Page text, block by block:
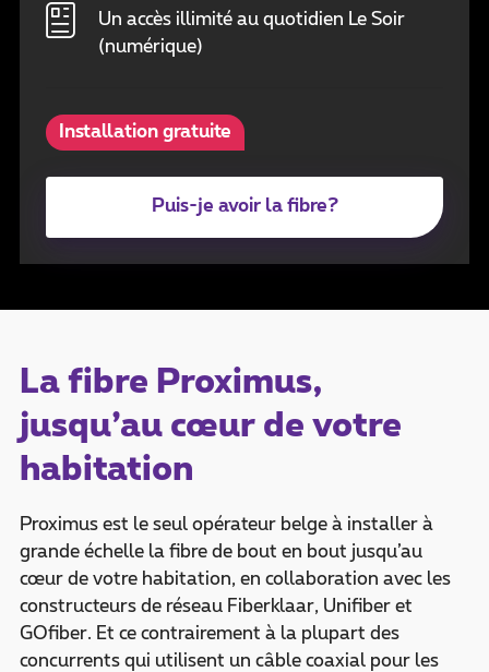
Un accès illimité au quotidien Le Soir
(numérique)
Installation gratuite
Puis-je avoir la fibre?
La fibre Proximus,
jusqu’au cœur de votre
habitation
Proximus est le seul opérateur belge à installer à
grande échelle la fibre de bout en bout jusqu’au
cœur de votre habitation, en collaboration avec les
constructeurs de réseau Fiberklaar, Unifiber et
GOfiber. Et ce contrairement à la plupart des
concurrents qui utilisent un câble coaxial pour les